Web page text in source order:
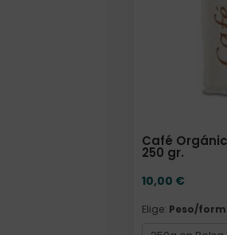
Café
250 gr.
10,00 €
Elige: Peso/